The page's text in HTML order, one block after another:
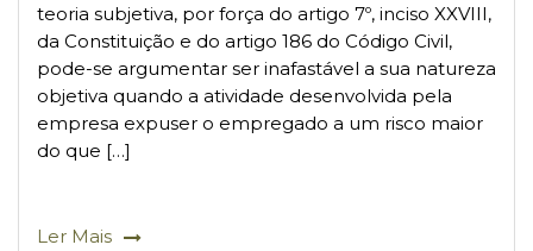
teoria subjetiva, por força do artigo 7º, inciso XXVIII,
da Constituição e do artigo 186 do Código Civil,
pode-se argumentar ser inafastável a sua natureza
objetiva quando a atividade desenvolvida pela
empresa expuser o empregado a um risco maior
do que […]
Ler Mais